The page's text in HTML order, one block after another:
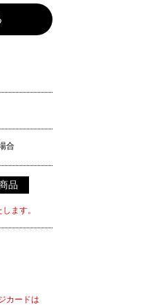
合
品
ます。
カードは